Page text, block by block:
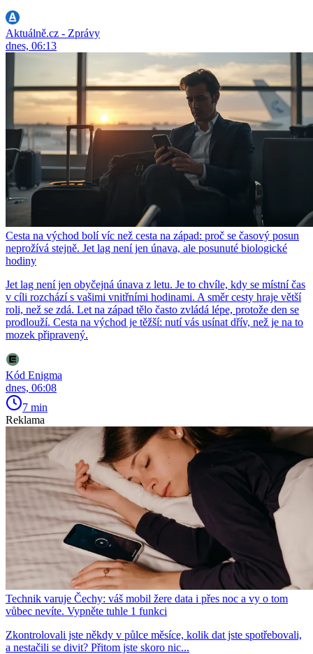
Aktuálně.cz - Zprávy
dnes, 06:13
Cesta na východ bolí víc než cesta na západ: proč se časový posun
neprožívá stejně. Jet lag není jen únava, ale posunuté biologické
hodiny
Jet lag není jen obyčejná únava z letu. Je to chvíle, kdy se místní čas
v cíli rozchází s vašimi vnitřními hodinami. A směr cesty hraje větší
roli, než se zdá. Let na západ tělo často zvládá lépe, protože den se
prodlouží. Cesta na východ je těžší: nutí vás usínat dřív, než je na to
mozek připravený.
Kód Enigma
dnes, 06:08
7 min
Reklama
Technik varuje Čechy: váš mobil žere data i přes noc a vy o tom
vůbec nevíte. Vypněte tuhle 1 funkci
Zkontrolovali jste někdy v půlce měsíce, kolik dat jste spotřebovali,
a nestačili se divit? Přitom jste skoro nic...